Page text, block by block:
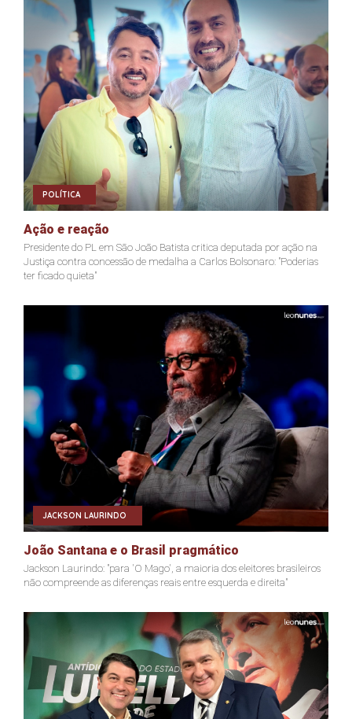
POLÍTICA
Ação e reação
Presidente do PL em São João Batista critica deputada por ação na
Justiça contra concessão de medalha a Carlos Bolsonaro: "Poderias
ter ficado quieta"
JACKSON LAURINDO
João Santana e o Brasil pragmático
Jackson Laurindo: "para 'O Mago', a maioria dos eleitores brasileiros
não compreende as diferenças reais entre esquerda e direita"